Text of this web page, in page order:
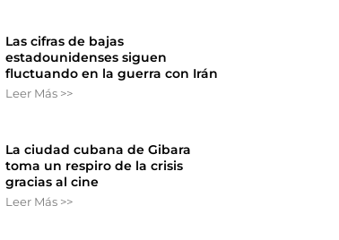
Las cifras de bajas
estadounidenses siguen
fluctuando en la guerra con Irán
Leer Más >>
La ciudad cubana de Gibara
toma un respiro de la crisis
gracias al cine
Leer Más >>